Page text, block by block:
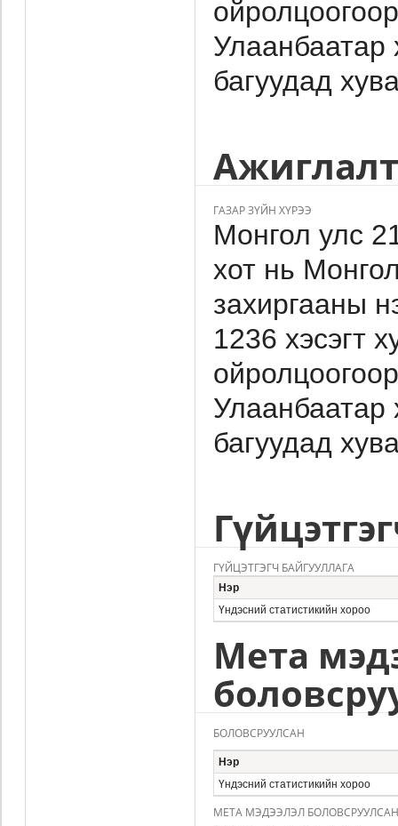
Улаанбаатар
багуудад
ГАЗАР ЗҮЙН ХҮРЭЭ
Монгол улс
хот нь
захиргааны
1236 хэсэгт
Улаанбаатар
багуудад
ГҮЙЦЭТГЭГЧ БАЙГУУЛЛАГА
Нэр
Үндэсний статистикийн хороо
Мета
БОЛОВСРУУЛСАН
Нэр
Үндэсний статистикийн хороо
МЕТА МЭДЭЭЛЭЛ